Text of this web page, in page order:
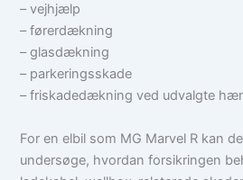
– vejhjælp
– førerdækning
– glasdækning
– parkeringsskade
– friskadedækning ved udvalgte
For en elbil som MG Marvel R kan
undersøge, hvordan forsikringen